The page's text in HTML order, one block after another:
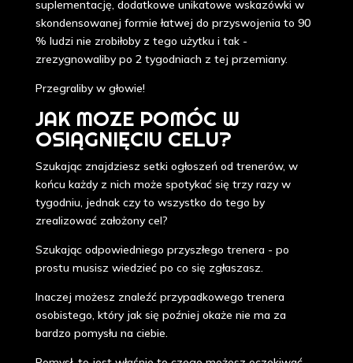
suplementację, dodatkowe unikatowe wskazówki w
skondensowanej formie łatwej do przyswojenia to 90
% ludzi nie zrobiłoby z tego użytku i tak -
zrezygnowaliby po 2 tygodniach z tej przemiany.
Przegraliby w głowie!
JAK MOZE POMÓC W
OSIĄGNIĘCIU CELU?
Szukając znajdziesz setki ogłoszeń od trenerów, w
końcu każdy z nich może spotykać się trzy razy w
tygodniu, jednak czy to wszystko do tego by
zrealizować założony cel?
Szukając odpowiedniego przyszłego trenera - po
prostu musisz wiedzieć po co się zgłaszasz.
Inaczej możesz znaleźć przypadkowego trenera
osobistego, który jak się poźniej okaże nie ma za
bardzo pomysłu na ciebie.